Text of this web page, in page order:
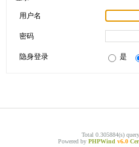
用户名
密码
隐身登录 是
Total 0.305884(s)
Powered by PHPWind v6.0